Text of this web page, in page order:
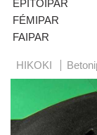
ÉPÍTŐIPAR
FÉMIPAR
FAIPAR
HIKOKI